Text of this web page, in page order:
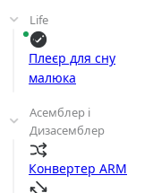
Life
Плеєр для сну
малюка
Асемблер і
Дизасемблер
Конвертер ARM